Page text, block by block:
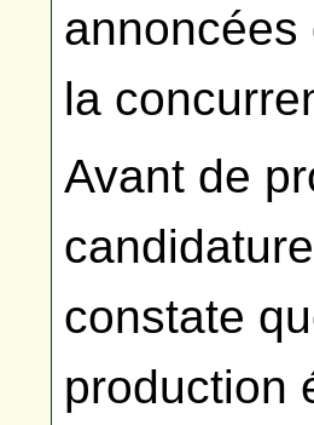
annoncées
la
Avant de
constate
production